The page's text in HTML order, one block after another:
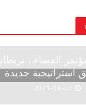
الفضاء..
استراتيجية جديدة
2021-09-27